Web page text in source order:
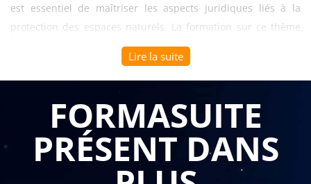
est essentiel de maîtriser les aspects juridiques liés à la
protection des espaces naturels. La formation sur ce thème
revêt un intérêt primordial pour les entreprises qui
souhaitent agir de manière responsable et conforme à la
législation en vigueur.
La formation sur les aspects juridiques de la protection des
espaces naturels permet aux professionnels d'acquérir les
connaissances nécessaires pour comprendre les lois et
règlements qui encadrent la conservation et la préservation
Lire la suite
FORMASUITE
PRÉSENT DANS